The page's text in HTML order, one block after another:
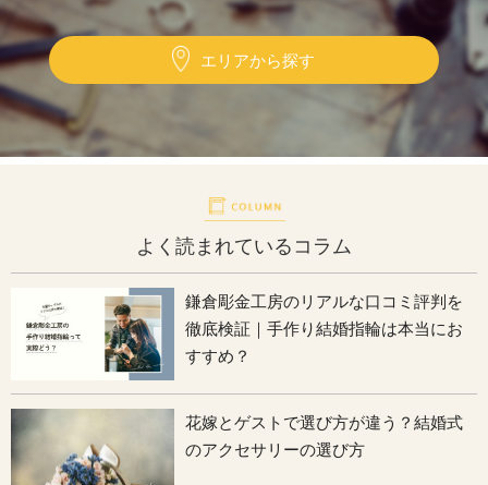
エリアから探す
よく読まれているコラム
鎌倉彫金工房のリアルな口コミ評判を
徹底検証｜手作り結婚指輪は本当にお
すすめ？
花嫁とゲストで選び方が違う？結婚式
のアクセサリーの選び方